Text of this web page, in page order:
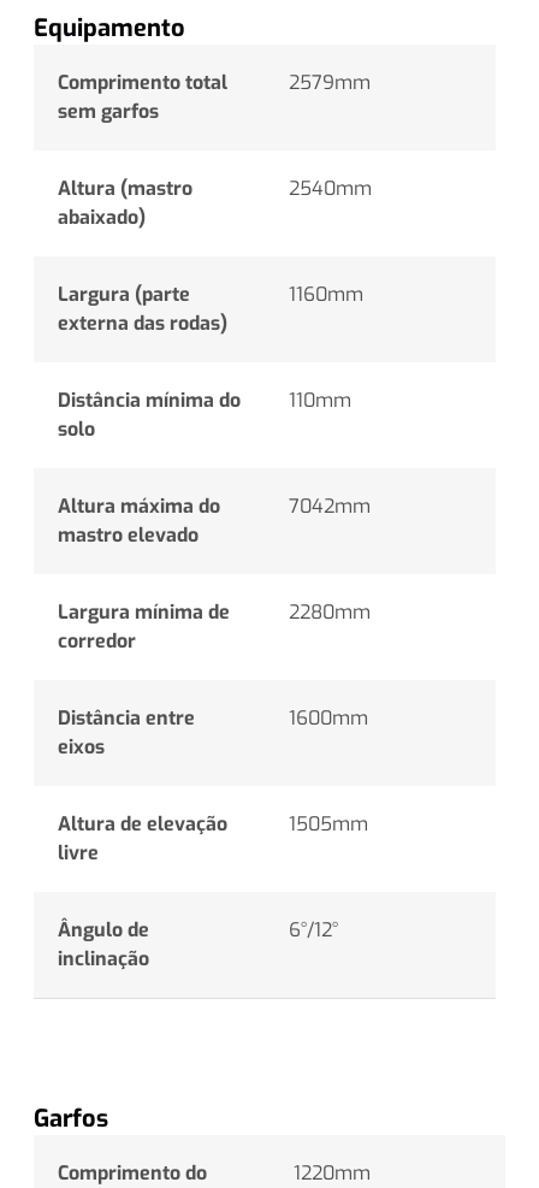
Equipamento
Comprimento total
sem garfos
2579mm
Altura (mastro
abaixado)
2540mm
Largura (parte
externa das rodas)
1160mm
Distância mínima do
solo
110mm
Altura máxima do
mastro elevado
7042mm
Largura mínima de
corredor
2280mm
Distância entre
eixos
1600mm
Altura de elevação
livre
1505mm
Ângulo de
inclinação
6°/12°
Garfos
Comprimento do
1220mm